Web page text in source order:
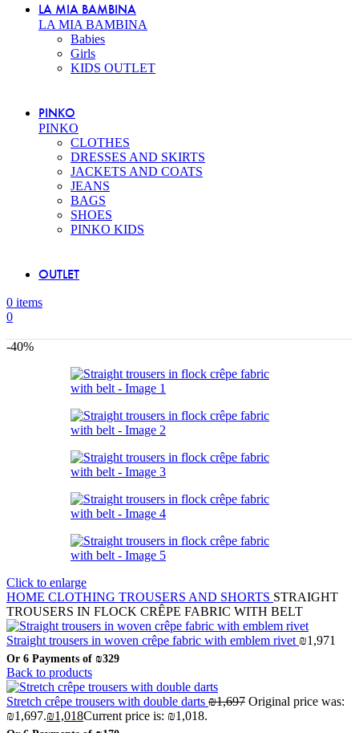
LA MIA BAMBINA
LA MIA BAMBINA
Babies
Girls
KIDS OUTLET
PINKO
PINKO
CLOTHES
DRESSES AND SKIRTS
JACKETS AND COATS
JEANS
BAGS
SHOES
PINKO KIDS
OUTLET
0 items
0
-40%
Click to enlarge
HOME CLOTHING TROUSERS AND SHORTS STRAIGHT
TROUSERS IN FLOCK CRÊPE FABRIC WITH BELT
Straight trousers in woven crêpe fabric with emblem rivet ₪1,971
Or 6 Payments of ₪329
Back to products
Stretch crêpe trousers with double darts ₪1,697 Original price was:
₪1,697.₪1,018Current price is: ₪1,018.